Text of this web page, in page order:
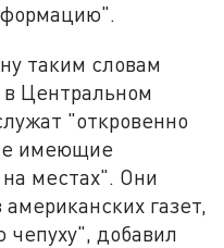
таким словам
Центральном
"откровенно
имеющие
местах". Они
газет,
добавил